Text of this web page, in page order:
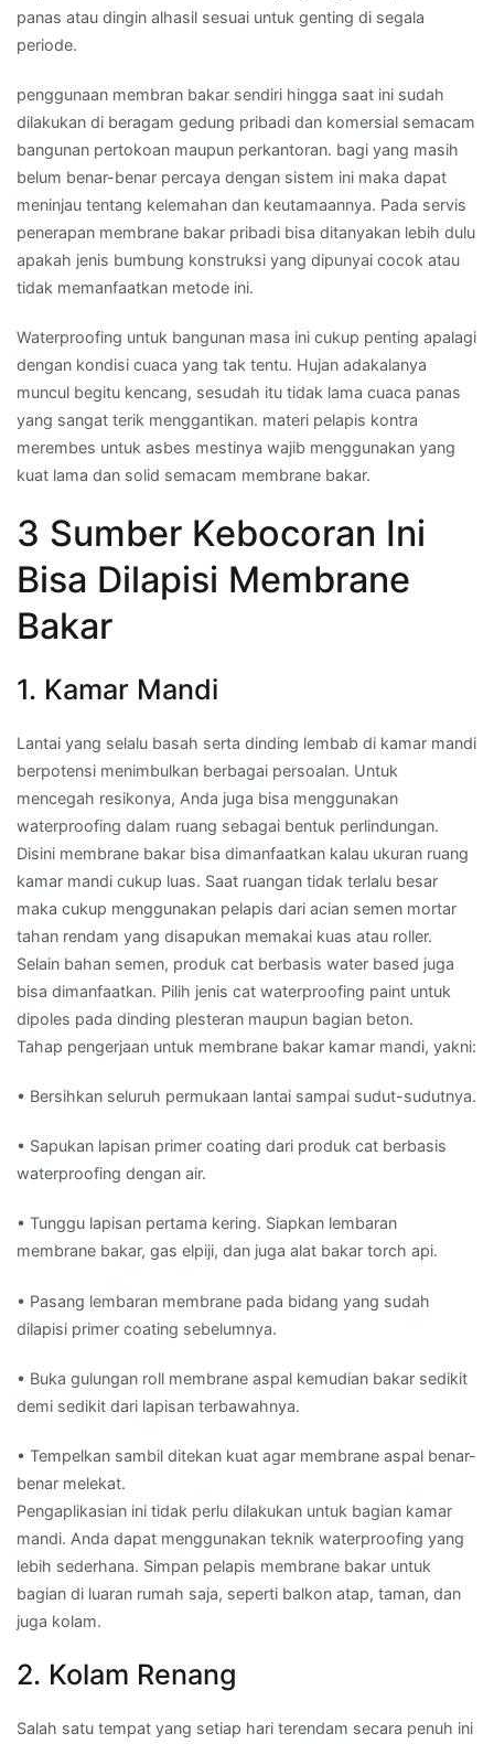
panas atau dingin alhasil sesuai untuk genting di segala
periode.
penggunaan membran bakar sendiri hingga saat ini sudah
dilakukan di beragam gedung pribadi dan komersial semacam
bangunan pertokoan maupun perkantoran. bagi yang masih
belum benar-benar percaya dengan sistem ini maka dapat
meninjau tentang kelemahan dan keutamaannya. Pada servis
penerapan membrane bakar pribadi bisa ditanyakan lebih dulu
apakah jenis bumbung konstruksi yang dipunyai cocok atau
tidak memanfaatkan metode ini.
Waterproofing untuk bangunan masa ini cukup penting apalagi
dengan kondisi cuaca yang tak tentu. Hujan adakalanya
muncul begitu kencang, sesudah itu tidak lama cuaca panas
yang sangat terik menggantikan. materi pelapis kontra
merembes untuk asbes mestinya wajib menggunakan yang
kuat lama dan solid semacam membrane bakar.
3 Sumber Kebocoran Ini
Bisa Dilapisi Membrane
Bakar
1. Kamar Mandi
Lantai yang selalu basah serta dinding lembab di kamar mandi
berpotensi menimbulkan berbagai persoalan. Untuk
mencegah resikonya, Anda juga bisa menggunakan
waterproofing dalam ruang sebagai bentuk perlindungan.
Disini membrane bakar bisa dimanfaatkan kalau ukuran ruang
kamar mandi cukup luas. Saat ruangan tidak terlalu besar
maka cukup menggunakan pelapis dari acian semen mortar
tahan rendam yang disapukan memakai kuas atau roller.
Selain bahan semen, produk cat berbasis water based juga
bisa dimanfaatkan. Pilih jenis cat waterproofing paint untuk
dipoles pada dinding plesteran maupun bagian beton.
Tahap pengerjaan untuk membrane bakar kamar mandi, yakni:
• Bersihkan seluruh permukaan lantai sampai sudut-sudutnya.
• Sapukan lapisan primer coating dari produk cat berbasis
waterproofing dengan air.
• Tunggu lapisan pertama kering. Siapkan lembaran
membrane bakar, gas elpiji, dan juga alat bakar torch api.
• Pasang lembaran membrane pada bidang yang sudah
dilapisi primer coating sebelumnya.
• Buka gulungan roll membrane aspal kemudian bakar sedikit
demi sedikit dari lapisan terbawahnya.
• Tempelkan sambil ditekan kuat agar membrane aspal benar-
benar melekat.
Pengaplikasian ini tidak perlu dilakukan untuk bagian kamar
mandi. Anda dapat menggunakan teknik waterproofing yang
lebih sederhana. Simpan pelapis membrane bakar untuk
bagian di luaran rumah saja, seperti balkon atap, taman, dan
juga kolam.
2. Kolam Renang
Salah satu tempat yang setiap hari terendam secara penuh ini